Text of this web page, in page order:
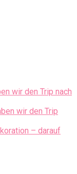
wir den Trip nach
wir den Trip
– darauf